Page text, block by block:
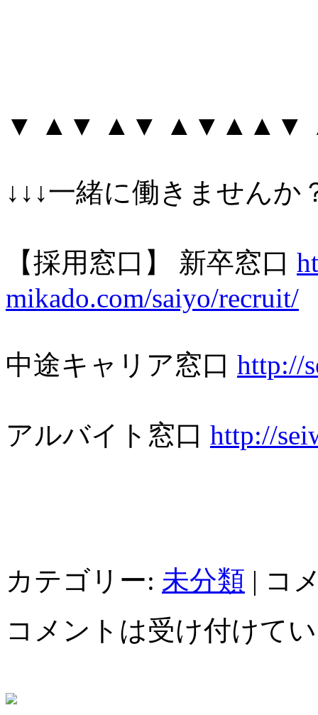
▼ ▲▼ ▲▼ ▲▼▲▲▼
↓↓↓一緒に働きませんか
【採用窓口】 新卒窓口
mikado.com/saiyo/recruit/
中途キャリア窓口 http://
アルバイト窓口 http://
カテゴリー: 未分類 | コ
コメントは受け付けて